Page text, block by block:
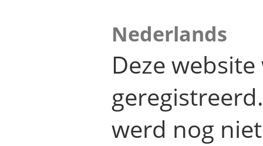
Nederlands
Deze
werd nog